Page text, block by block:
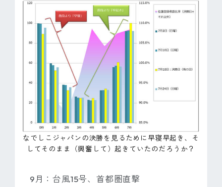
なでしこジャパンの決勝を見るために早寝早起き、そ
してそのまま（興奮して）起きていたのだろうか？
9月：台風15号、首都圏直撃